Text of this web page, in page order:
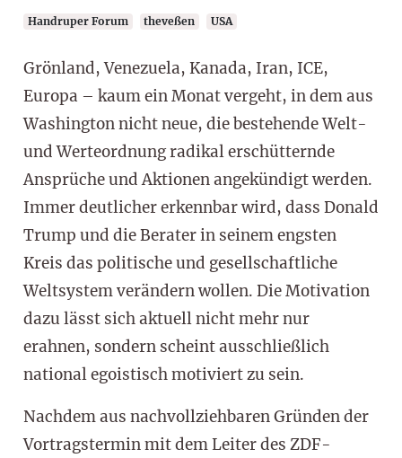
Handruper Forum theveßen USA
Grönland, Venezuela, Kanada, Iran, ICE,
Europa – kaum ein Monat vergeht, in dem aus
Washington nicht neue, die bestehende Welt-
und Werteordnung radikal erschütternde
Ansprüche und Aktionen angekündigt werden.
Immer deutlicher erkennbar wird, dass Donald
Trump und die Berater in seinem engsten
Kreis das politische und gesellschaftliche
Weltsystem verändern wollen. Die Motivation
dazu lässt sich aktuell nicht mehr nur
erahnen, sondern scheint ausschließlich
national egoistisch motiviert zu sein.
Nachdem aus nachvollziehbaren Gründen der
Vortragstermin mit dem Leiter des ZDF-